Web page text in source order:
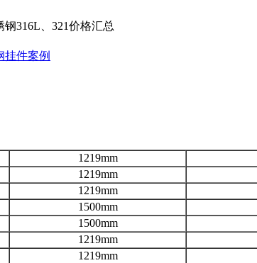
316L、321价格汇总
挂件案例
1219mm
1219mm
1219mm
1500mm
1500mm
1219mm
1219mm